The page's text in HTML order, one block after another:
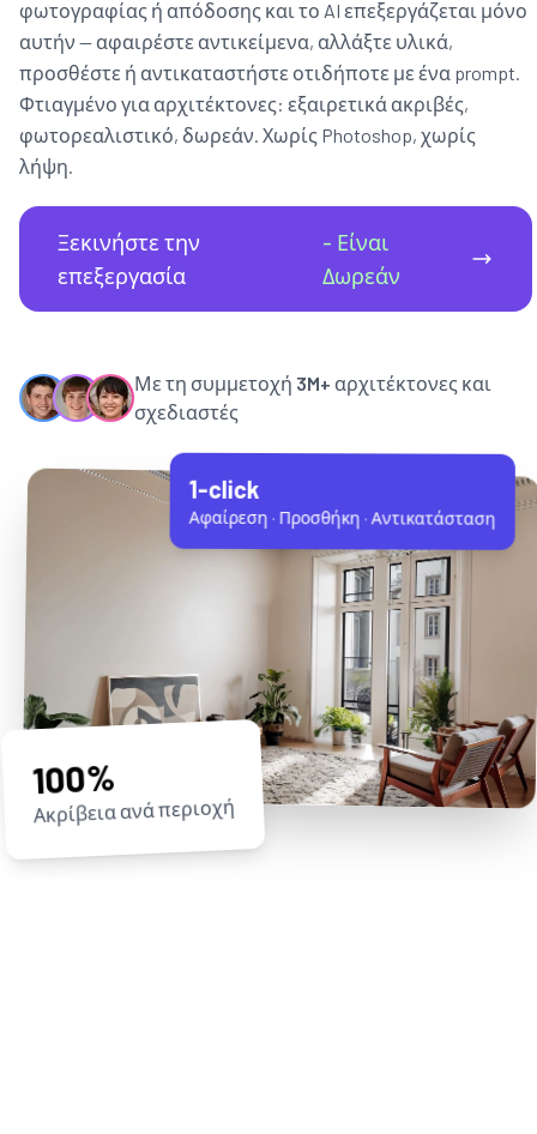
φωτογραφίας ή απόδοσης και το AI επεξεργάζεται μόνο
αυτήν — αφαιρέστε αντικείμενα, αλλάξτε υλικά,
προσθέστε ή αντικαταστήστε οτιδήποτε με ένα prompt.
Φτιαγμένο για αρχιτέκτονες: εξαιρετικά ακριβές,
φωτορεαλιστικό, δωρεάν. Χωρίς Photoshop, χωρίς
λήψη.
Ξεκινήστε την
επεξεργασία
- Είναι
Δωρεάν
Με τη συμμετοχή 3M+ αρχιτέκτονες και
σχεδιαστές
100%
Ακρίβεια ανά περιοχή
1-click
Αφαίρεση · Προσθήκη · Αντικατάσταση